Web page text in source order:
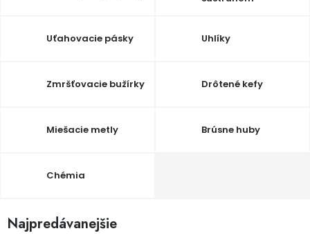
Obchodné podmienky
Uťahovacie pásky Uhlíky
Zmršťovacie bužírky Drôtené kefy
Miešacie metly Brúsne huby
Chémia
Najpredávanejšie